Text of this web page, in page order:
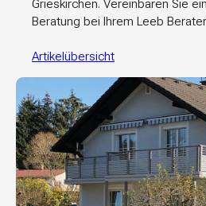
Grieskirchen. Vereinbaren Sie
Beratung bei Ihrem Leeb
Artikelübersicht